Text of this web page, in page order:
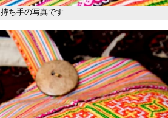
持ち手の写真です